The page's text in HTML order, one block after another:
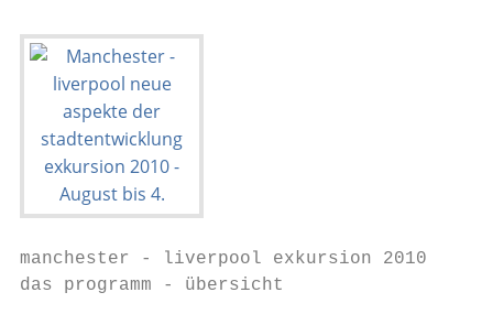
manchester - liverpool exkursion 2010
das programm - übersicht